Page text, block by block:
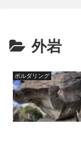
外岩
ボルダリング